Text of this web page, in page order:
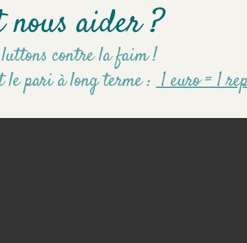
nous aider ?
luttons contre la faim !
le pari à long terme :1 euro = 1